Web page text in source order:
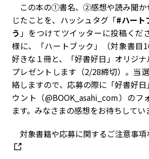
この本の①書名、②感想や読み聞か
じたことを、ハッシュタグ「#ハート
う 」をつけてツイッターに投稿くだ
様に、「ハートブック」（対象書目
好きな１冊と、「好書好日」オリジ
プレゼントします（2/28締切）。当
絡しますので、応募の際に「好書好
ウント（@BOOK_asahi_com）のフ
ます。みなさまの感想をお待ちしてい
対象書籍や応募に関するご注意事項